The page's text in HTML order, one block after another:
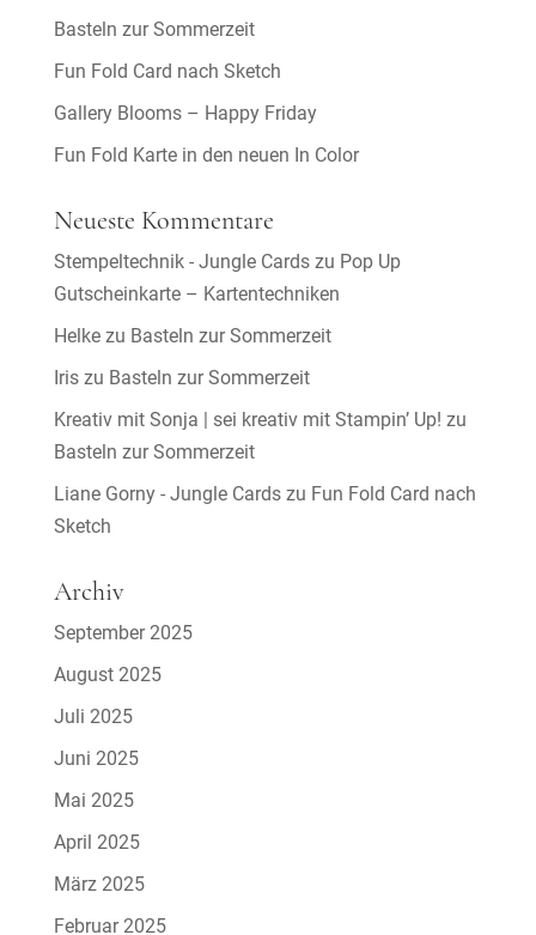
Basteln zur Sommerzeit
Fun Fold Card nach Sketch
Gallery Blooms – Happy Friday
Fun Fold Karte in den neuen In Color
Neueste Kommentare
Stempeltechnik - Jungle Cardszu Pop Up
Gutscheinkarte – Kartentechniken
Helkezu Basteln zur Sommerzeit
Iriszu Basteln zur Sommerzeit
Kreativ mit Sonja | sei kreativ mit Stampin’ Up! zu
Basteln zur Sommerzeit
Liane Gorny - Jungle Cardszu Fun Fold Card nach
Sketch
Archiv
September 2025
August 2025
Juli 2025
Juni 2025
Mai 2025
April 2025
März 2025
Februar 2025